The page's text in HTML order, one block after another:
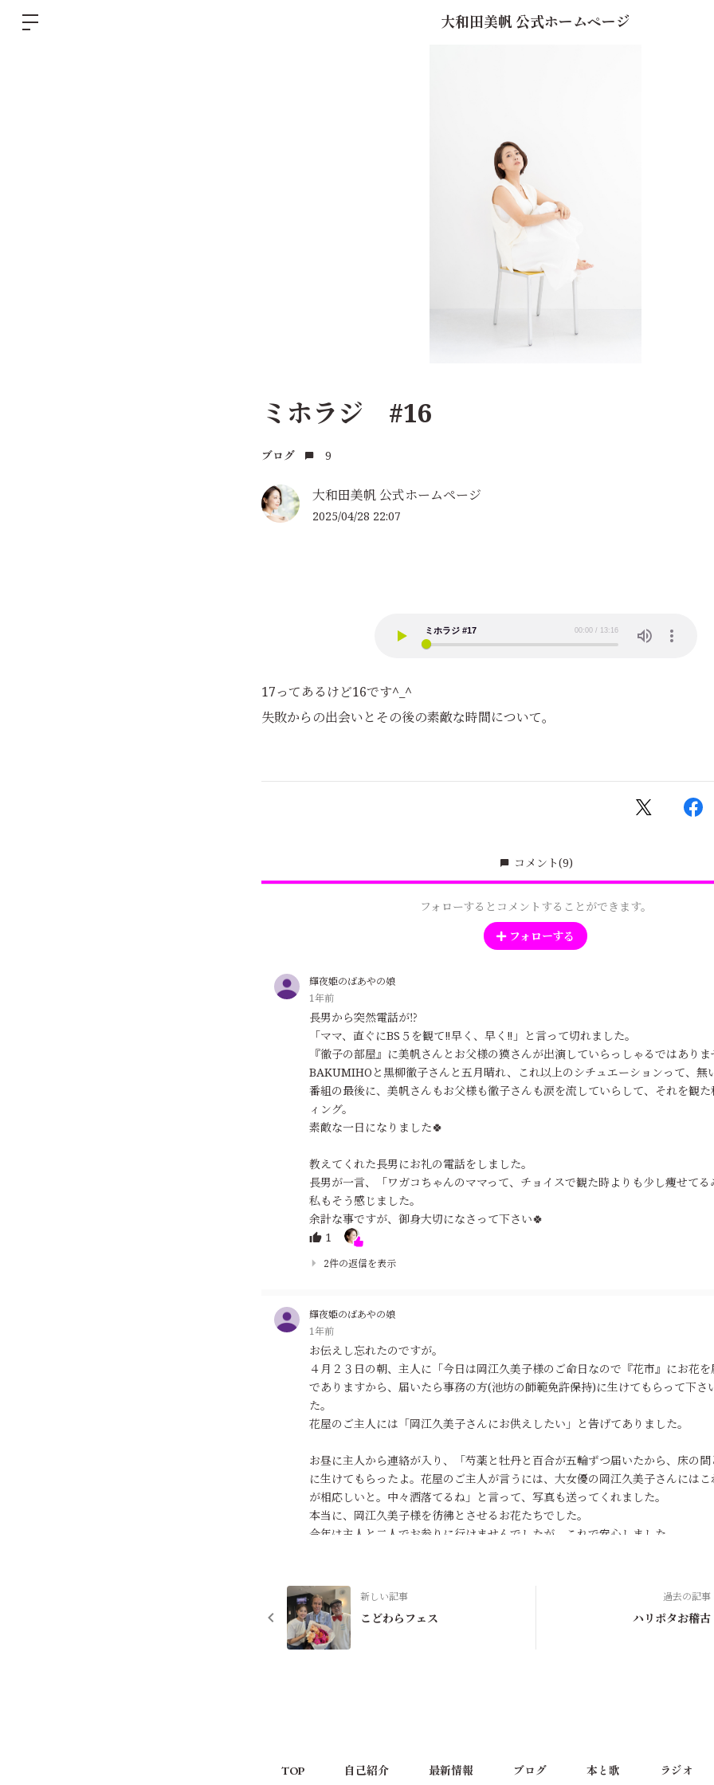
大和田美帆 公式ホームページ
ミホラジ #16
ブログ 9
大和田美帆 公式ホームページ
2025/04/28 22:07
17ってあるけど16です^_^
失敗からの出会いとその後の素敵な時間について。
コメント(9)
フォローするとコメントすることができます。
フォローする
輝夜姫のばあやの娘
1年前
長男から突然電話が⁉️
「ママ、直ぐにBS５を観て‼️早く、早く‼️」と言って切れました。
『徹子の部屋』に美帆さんとお父様の獏さんが出演していらっしゃるではあり
BAKUMIHOと黒柳徹子さんと五月晴れ、これ以上のシチュエーションって、無
番組の最後に、美帆さんもお父様も徹子さんも涙を流していらして、それを観
ィング。
素敵な一日になりました🍀
教えてくれた長男にお礼の電話をしました。
長男が一言、「ワガコちゃんのママって、チョイスで観た時よりも少し痩せて
私もそう感じました。
余計な事ですが、御身大切になさって下さい🍀
1
2件の返信を表示
輝夜姫のばあやの娘
1年前
お伝えし忘れたのですが。
４月２３日の朝、主人に「今日は岡江久美子様のご命日なので『花市』にお花
でありますから、届いたら事務の方(池坊の師範免許保持)に生けてもらって下さ
た。
花屋のご主人には「岡江久美子さんにお供えしたい」と告げてありました。
お昼に主人から連絡が入り、「芍薬と牡丹と百合が五輪ずつ届いたから、床の
に生けてもらったよ。花屋のご主人が言うには、大女優の岡江久美子さんには
が相応しいと。中々洒落てるね」と言って、写真も送ってくれました。
本当に、岡江久美子様を彷彿とさせるお花たちでした。
輝夜姫のばあやの娘
1年前
何度聴いても心に沁みて来る美帆さんの声、言葉。そしてびっくりのクシャミ🫢
イヤホンだから、「美帆さんを独り占め』しているみたい😊
頭にウイッグ、明るい色合いのファンデーション、サングラス、そしてコットン
新しい記事
こどわらフェス
過去の記事
ハリポタお稽古
TOP 自己紹介 最新情報 ブログ 本と歌 ラジオ